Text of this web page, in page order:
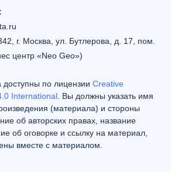
г. Москва, ул. Бутлерова, д. 17, пом.
центр «Neo Geo»)
по лицензии Creative
International . Вы должны указать имя
(материала) и стороны
об авторских правах, название
об оговорке и ссылку на материал,
вместе с материалом.